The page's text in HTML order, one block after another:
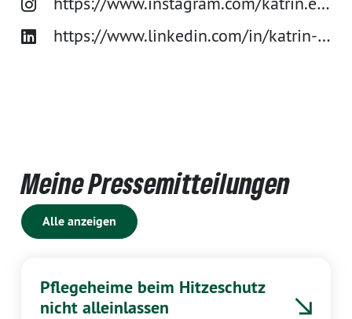
https://www.linkedin.com/in/katrin-eder-568416337/
Meine Pressemitteilungen
Alle anzeigen
Pflegeheime beim Hitzeschutz
nicht alleinlassen